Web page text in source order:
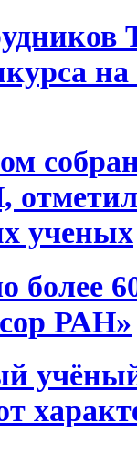
ученых
РАН»